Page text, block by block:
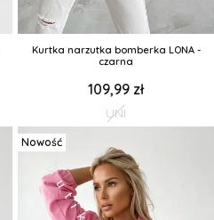
Kurtka narzutka bomberka LONA -
czarna
109,99 zł
UNI
Nowość